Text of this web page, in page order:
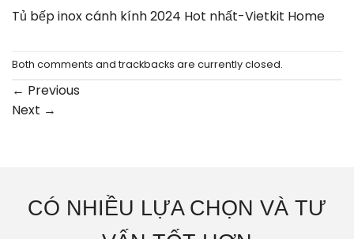
Tủ bếp inox cánh kính 2024 Hot nhất-Vietkit Home
Both comments and trackbacks are currently closed.
← Previous
Next →
CÓ NHIỀU LỰA CHỌN VÀ TƯ